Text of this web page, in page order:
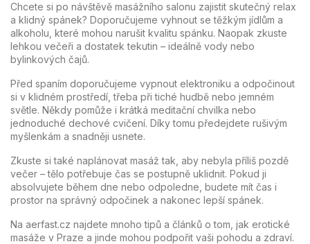
Chcete si po návštěvě masážního salonu zajistit skutečný relax
a klidný spánek? Doporučujeme vyhnout se těžkým jídlům a
alkoholu, které mohou narušit kvalitu spánku. Naopak zkuste
lehkou večeři a dostatek tekutin – ideálně vody nebo
bylinkových čajů.
Před spaním doporučujeme vypnout elektroniku a odpočinout
si v klidném prostředí, třeba při tiché hudbě nebo jemném
světle. Někdy pomůže i krátká meditační chvilka nebo
jednoduché dechové cvičení. Díky tomu předejdete rušivým
myšlenkám a snadněji usnete.
Zkuste si také naplánovat masáž tak, aby nebyla příliš pozdě
večer – tělo potřebuje čas se postupně uklidnit. Pokud ji
absolvujete během dne nebo odpoledne, budete mít čas i
prostor na správný odpočinek a nakonec lepší spánek.
Na aerfast.cz najdete mnoho tipů a článků o tom, jak erotické
masáže v Praze a jinde mohou podpořit vaši pohodu a zdraví.